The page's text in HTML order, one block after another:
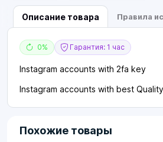
Описание товара Правила
0% Гарантия: 1 час
Instagram accounts with 2fa key
Instagram accounts with best Quality
Похожие товары